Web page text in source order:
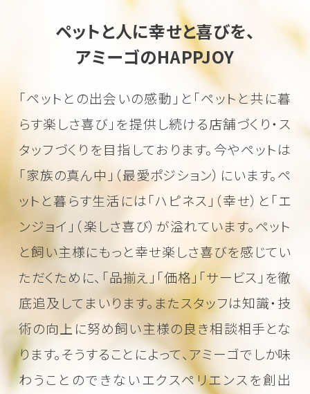
ペットと人に幸せと喜びを、
アミーゴのHAPPJOY
「ペットとの出会いの感動」と「ペットと共に暮
らす楽しさ喜び」を提供し続ける店舗づくり・ス
タッフづくりを目指しております。 今やペットは
「家族の真ん中」（最愛ポジション）にいます。ペ
ットと暮らす生活には「ハピネス」（幸せ）と「エ
ンジョイ」（楽しさ喜び）が溢れています。ペット
と飼い主様にもっと幸せ楽しさ喜びを感じてい
ただくために、 「品揃え」「価格」「サービス」を徹
底追及してまいります。またスタッフは知識・技
術の向上に努め飼い主様の良き相談相手とな
ります。そうすることによって、アミーゴでしか味
わうことのできないエクスペリエンスを創出